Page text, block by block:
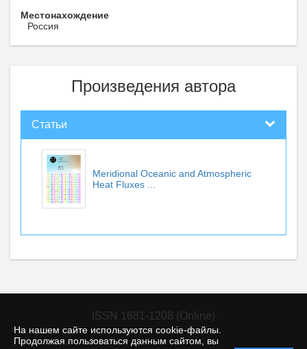
На нашем сайте используются cookie-файлы.
Продолжая пользоваться данным сайтом, вы
Местонахождение
Россия
Произведения автора
Статьи
Meridional Oceanic and Atmospheric
Heat Fluxes ...
ISSN 1681-1208 (Online)